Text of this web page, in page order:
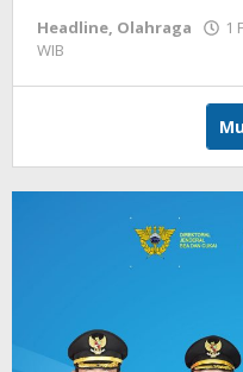
Headline, Olahraga
1
WIB